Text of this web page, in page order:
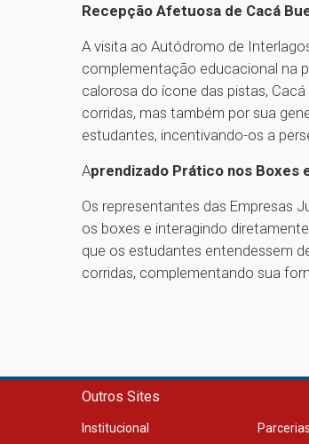
Recepção Afetuosa de Cacá
A visita ao Autódromo de
complementação educacional na
calorosa do ícone das pistas,
corridas, mas também por sua
estudantes, incentivando-os a
Aprendizado Prático nos Boxes
Os representantes das Empresas
os boxes e interagindo
que os estudantes entendessem
corridas, complementando sua
Outros Sites
Institucional